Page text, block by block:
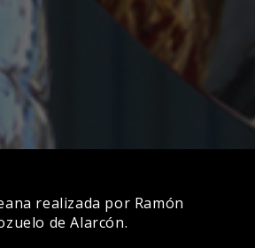
realizada por Ramón
de Alarcón.